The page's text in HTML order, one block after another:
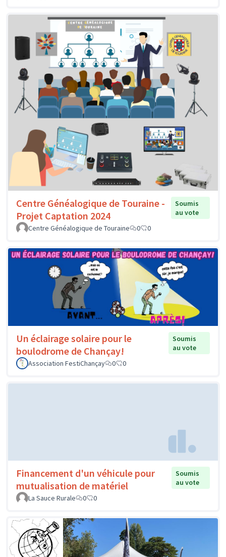
Centre Généalogique de Touraine -
Projet Captation 2024
Soumis
au vote
Centre Généalogique de Touraine
0 0
Un éclairage solaire pour le
boulodrome de Chançay!
Soumis
au vote
Association FestiChançay
0 0
Financement d'un véhicule pour
mutualisation de matériel
Soumis
au vote
La Sauce Rurale
0 0